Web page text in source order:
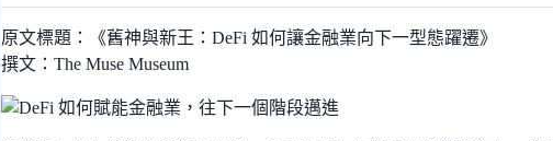
原文標題：《舊神與新王：DeFi 如何讓金融業向下一型態躍遷》
撰文：The Muse Museum